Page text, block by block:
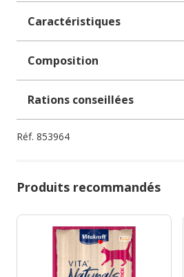
Caractéristiques
Composition
Rations conseillées
Réf. 853964
Produits recommandés